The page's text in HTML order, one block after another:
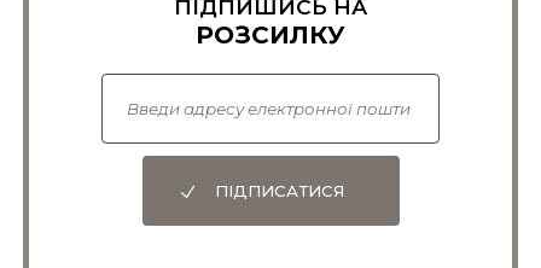
ПІДПИШИСЬ НА
РОЗСИЛКУ
ПІДПИСАТИСЯ